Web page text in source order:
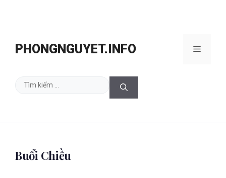
PHONGNGUYET.INFO Menu
Tìm
Buổi Chiều